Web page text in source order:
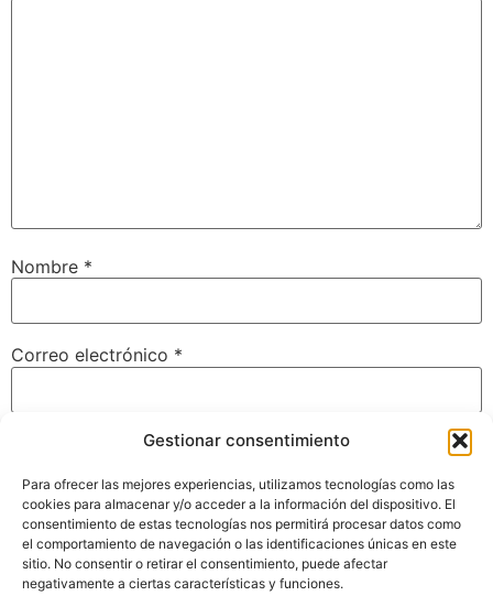
Gestionar consentimiento
Para ofrecer las mejores experiencias, utilizamos tecnologías como las
cookies para almacenar y/o acceder a la información del dispositivo. El
consentimiento de estas tecnologías nos permitirá procesar datos como
el comportamiento de navegación o las identificaciones únicas en este
sitio. No consentir o retirar el consentimiento, puede afectar
negativamente a ciertas características y funciones.
Nombre *
Correo electrónico *
Guarda mi nombre, correo electrónico y web en este
navegador para la próxima vez que comente.